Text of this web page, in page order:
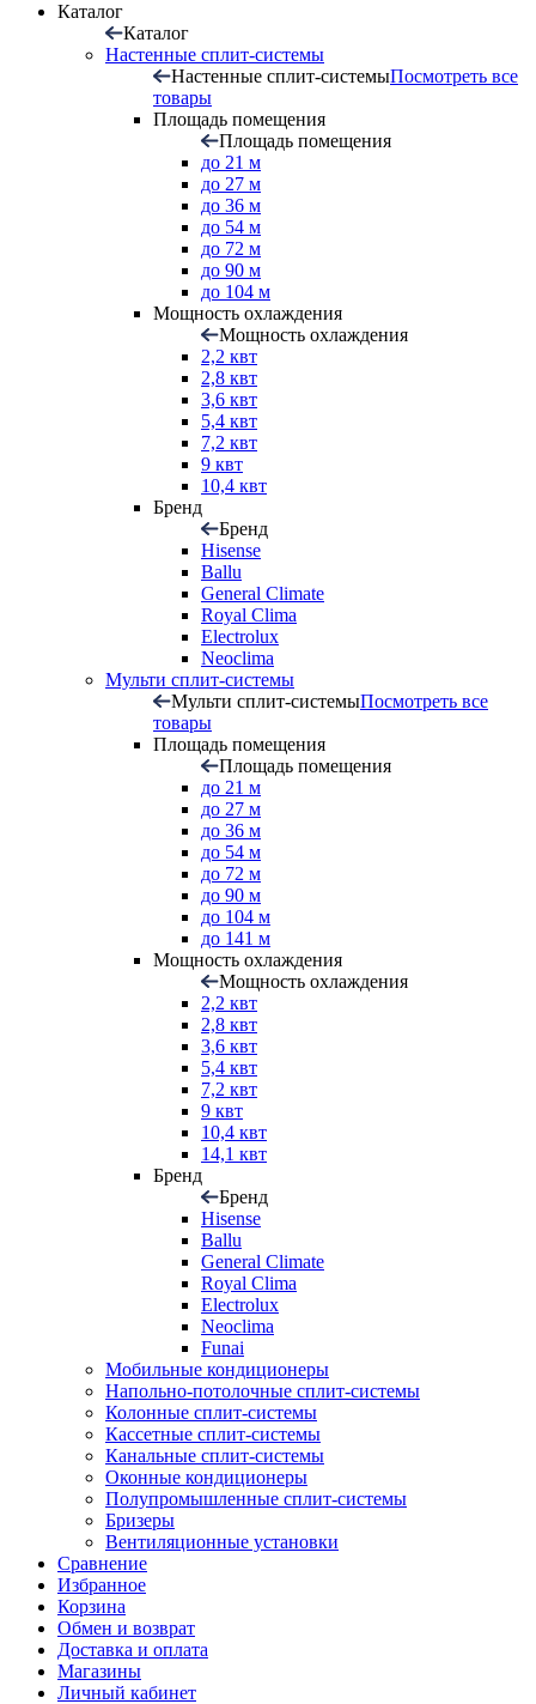
Каталог
Каталог
Настенные сплит-системы
Настенные сплит-системыПосмотреть все
товары
Площадь помещения
Площадь помещения
до 21 м
до 27 м
до 36 м
до 54 м
до 72 м
до 90 м
до 104 м
Мощность охлаждения
Мощность охлаждения
2,2 квт
2,8 квт
3,6 квт
5,4 квт
7,2 квт
9 квт
10,4 квт
Бренд
Бренд
Hisense
Ballu
General Climate
Royal Clima
Electrolux
Neoclima
Мульти сплит-системы
Мульти сплит-системыПосмотреть все
товары
Площадь помещения
Площадь помещения
до 21 м
до 27 м
до 36 м
до 54 м
до 72 м
до 90 м
до 104 м
до 141 м
Мощность охлаждения
Мощность охлаждения
2,2 квт
2,8 квт
3,6 квт
5,4 квт
7,2 квт
9 квт
10,4 квт
14,1 квт
Бренд
Бренд
Hisense
Ballu
General Climate
Royal Clima
Electrolux
Neoclima
Funai
Мобильные кондиционеры
Напольно-потолоч​ные ​сплит-системы
Колонные ​​сплит-системы
Кассетные сплит-системы
Канальные сплит-системы
Оконные кондиционеры
Полупромышленные сплит-системы
Бризеры
Вентиляционные установки
Сравнение
Избранное
Корзина
Обмен и возврат
Доставка и оплата
Магазины
Личный кабинет